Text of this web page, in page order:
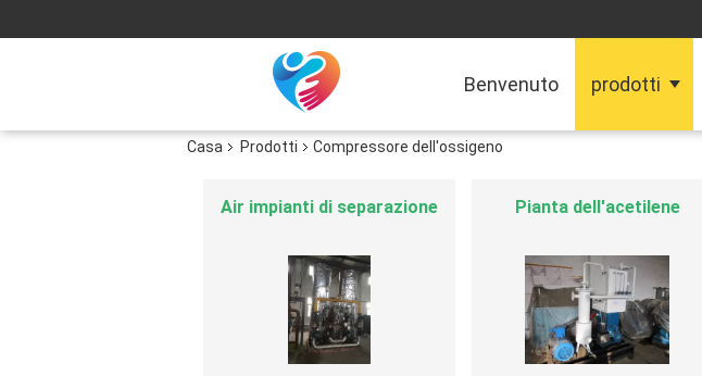
Benvenuto prodotti
Casa Prodotti Compressore dell'ossigeno
pianta della generazione
Attrezzatura industriale del